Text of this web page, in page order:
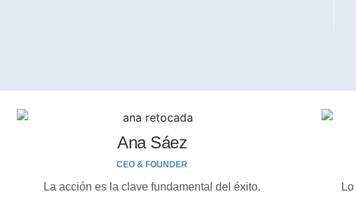
Ana Sáez
CEO & FOUNDER
La acción es la clave fundamental del éxito.